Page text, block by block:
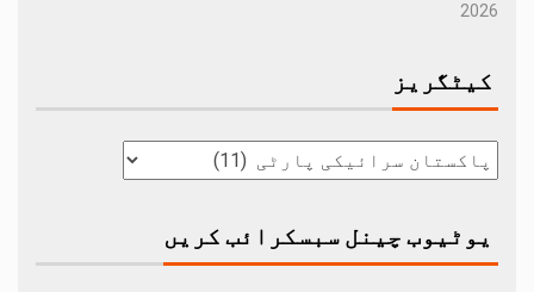
2026
کیٹگریز
یوٹیوب چینل سبسکرائب کریں